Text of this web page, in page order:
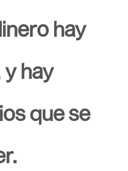
hay
hay
que se